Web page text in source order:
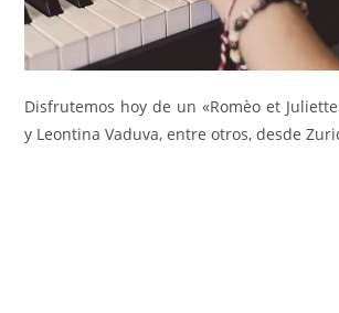
Disfrutemos hoy de un «Romèo et
y Leontina Vaduva, entre otros, desde